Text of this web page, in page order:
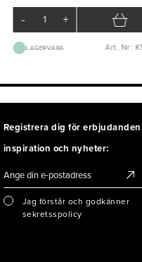
- +
LAGERVARA Art. Nr:
Registrera dig för
inspiration och nyheter:
Jag förstår och godkänner
sekretsspolicy